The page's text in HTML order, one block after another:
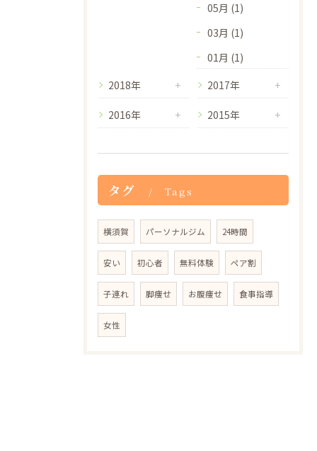
05月 (1)
03月 (1)
01月 (1)
2018年
2017年
2016年 2015年
タグ Tags
横須賀 パーソナルジム 24時間
安い 初心者 無料体験 ペア割
子連れ 脚痩せ お腹痩せ 食事指導
女性